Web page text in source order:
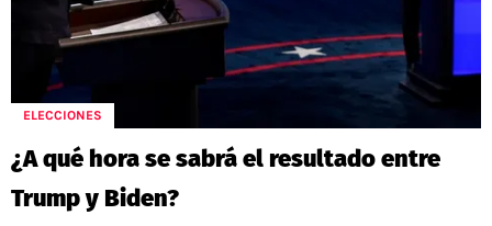
ELECCIONES
¿A qué hora se sabrá el resultado entre
Trump y Biden?